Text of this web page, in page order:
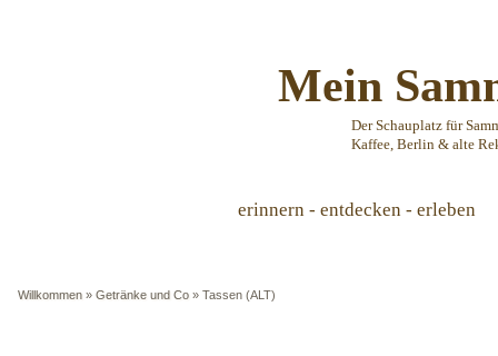
Mein
Der Schauplatz für
Kaffee, Berlin & alte
erinnern - entdecken - erleben
Willkommen » Getränke und Co » Tassen (ALT)